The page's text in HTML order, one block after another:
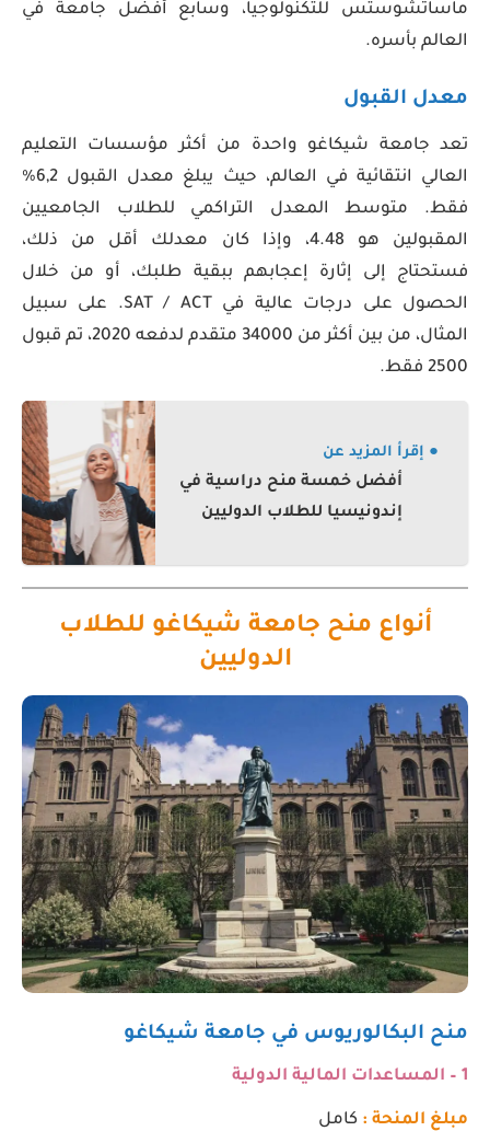
ماساتشوستس للتكنولوجيا، وسابع أفضل جامعة في
العالم بأسره.
معدل القبول
تعد جامعة شيكاغو واحدة من أكثر مؤسسات التعليم
العالي انتقائية في العالم، حيث يبلغ معدل القبول 6,2%
فقط. متوسط المعدل التراكمي للطلاب الجامعيين
المقبولين هو 4.48، وإذا كان معدلك أقل من ذلك،
فستحتاج إلى إثارة إعجابهم ببقية طلبك، أو من خلال
الحصول على درجات عالية في SAT / ACT. على سبيل
المثال، من بين أكثر من 34000 متقدم لدفعه 2020، تم قبول
2500 فقط.
● إقرأ المزيد عن
أفضل خمسة منح دراسية في
إندونيسيا للطلاب الدوليين
أنواع منح جامعة شيكاغو للطلاب
الدوليين
منح البكالوريوس في جامعة شيكاغو
1 – المساعدات المالية الدولية
مبلغ المنحة : كامل